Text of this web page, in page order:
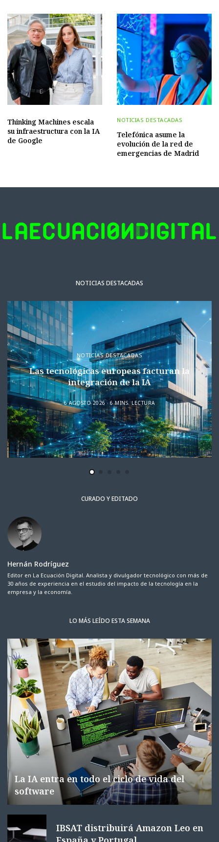
Thinking Machines escala
su infraestructura con la IA
de Google
NOTICIAS DESTACADAS
Telefónica asume la
evolución de la red de
emergencias de Madrid
NOTICIAS DESTACADAS
NOTICIAS DESTACADAS
Las tecnológicas europeas facturan la
integración de la IA
6 AGOSTO 2026 6 MINS. LECTURA
CURADO Y EDITADO
Hernán Rodríguez
Editor en La Ecuación Digital. Analista y divulgador tecnológico con más de
30 años de experiencia en el estudio del impacto de la tecnología en la
empresa y la economía.
LO MÁS LEÍDO ESTA SEMANA
La IA entra en todo el ciclo de vida del
software
IBSAT distribuirá Amazon Leo en